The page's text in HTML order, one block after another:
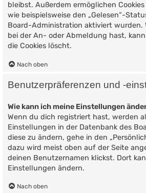
bleibst. Außerdem ermöglichen
wie beispielsweise den „Gelesen“-
Board-Administration aktiviert wurden.
bei der An- oder Abmeldung hast,
die Cookies löscht.
Nach oben
Benutzerpräferenzen und -
Wie kann ich meine Einstellungen
Wenn du dich registriert hast, werden
Einstellungen in der Datenbank des
diese zu ändern, gehe in den
dazu wird meist oben auf der Seite
deinen Benutzernamen klickst. Dort
Einstellungen ändern.
Nach oben